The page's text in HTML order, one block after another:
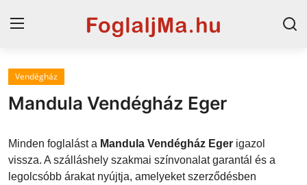
Horvát tengerpart
Szállások a Balatonon
Horvátország
Vendégház
Mandula Vendégház Eger
Minden foglalást a Mandula Vendégház Eger igazol
vissza. A szálláshely szakmai színvonalat garantál és a
legolcsóbb árakat nyújtja, amelyeket szerződésben